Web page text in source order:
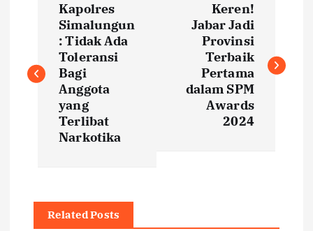
s
v
Kapolres
Simalungun
: Tidak Ada
Toleransi
Bagi
Anggota
yang
Terlibat
Narkotika
Keren!
Jabar Jadi
Provinsi
Terbaik
Pertama
dalam SPM
Awards
2024
Related Posts